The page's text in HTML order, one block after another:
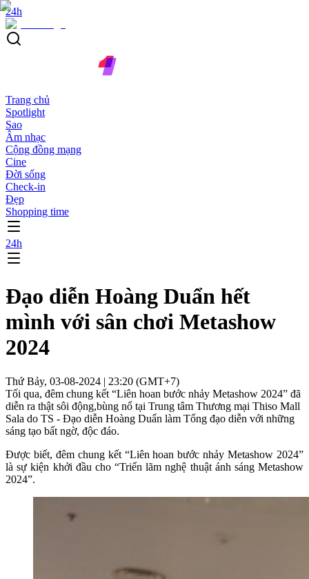
24h
Trang chủ
Spotlight
Sao
Âm nhạc
Cộng đồng mạng
Cine
Đời sống
Check-in
Đẹp
Shopping time
24h
Đạo diễn Hoàng Duẩn hết
mình với sân chơi Metashow
2024
Thứ Bảy, 03-08-2024 | 23:20 (GMT+7)
Tối qua, đêm chung kết “Liên hoan bước nhảy Metashow 2024” đã
diễn ra thật sôi động,bùng nổ tại Trung tâm Thương mại Thiso Mall
Sala do TS - Đạo diễn Hoàng Duẩn làm Tổng đạo diễn với những
sáng tạo bất ngờ, độc đáo.
Được biết, đêm chung kết “Liên hoan bước nhảy Metashow 2024”
là sự kiện khởi đầu cho “Triển lãm nghệ thuật ánh sáng Metashow
2024”.